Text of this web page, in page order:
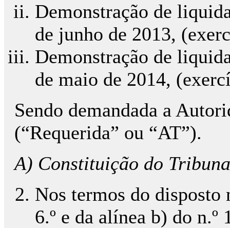
Demonstração de
de junho de 2013,
Demonstração de
de maio de 2014,
Sendo demandada a
(“Requerida” ou “AT”).
A) Constituição do
Nos termos do disposto
6.º e da alínea b) do n.º